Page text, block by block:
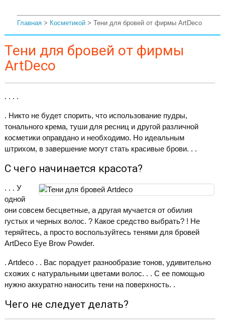
Главная> Косметикой> Тени для бровей от фирмы ArtDeco
Тени для бровей от фирмы
ArtDeco
. . . .
. Никто не будет спорить, что использование пудры,
тонального крема, туши для ресниц и другой различной
косметики оправдано и необходимо. Но идеальным
штрихом, в завершение могут стать красивые брови. . .
С чего начинается красота?
. . . У
одной
они совсем бесцветные, а другая мучается от обилия
густых и черных волос. ? Какое средство выбрать? ! Не
теряйтесь, а просто воспользуйтесь тенями для бровей
ArtDeco Eye Brow Powder.
. Artdeco . . Вас порадует разнообразие тонов, удивительно
схожих с натуральными цветами волос. . . С ее помощью
нужно аккуратно наносить тени на поверхность. .
Чего не следует делать?